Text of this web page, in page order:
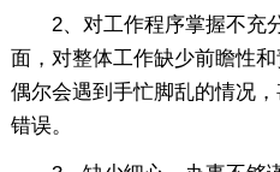
2、对工作程序掌握不充
面，对整体工作缺少前瞻性
偶尔会遇到手忙脚乱的情况
错误。